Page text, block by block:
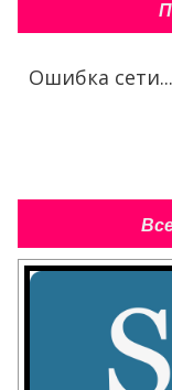
Ошибка сети...